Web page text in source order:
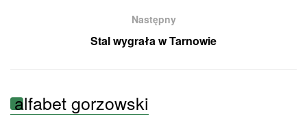
Następny
Stal wygrała w Tarnowie
alfabet gorzowski